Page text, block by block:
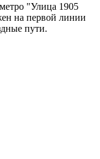
"Улица 1905
на первой линии
пути.